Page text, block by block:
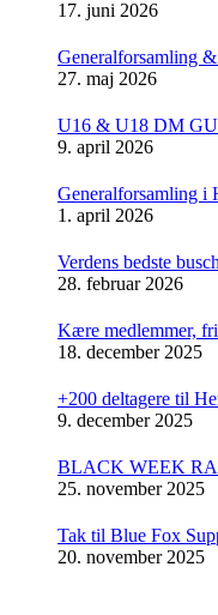
17. juni 2026
Generalforsamling
27. maj 2026
U16 & U18 DM
9. april 2026
Generalforsamling i
1. april 2026
Verdens bedste
28. februar 2026
Kære medlemmer,
18. december 2025
+200 deltagere til
9. december 2025
BLACK WEEK
25. november 2025
Tak til Blue Fox
20. november 2025